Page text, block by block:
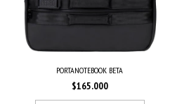
PORTANOTEBOOK BETA
$165.000